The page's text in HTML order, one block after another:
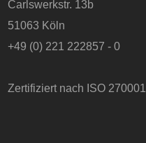
Carlswerkstr. 13b
51063 Köln
+49 (0) 221 222857 - 0
Zertifiziert nach ISO 270001